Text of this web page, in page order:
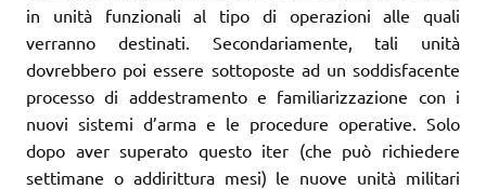
in unità funzionali al tipo di operazioni alle quali
verranno destinati. Secondariamente, tali unità
dovrebbero poi essere sottoposte ad un soddisfacente
processo di addestramento e familiarizzazione con i
nuovi sistemi d’arma e le procedure operative. Solo
dopo aver superato questo iter (che può richiedere
settimane o addirittura mesi) le nuove unità militari